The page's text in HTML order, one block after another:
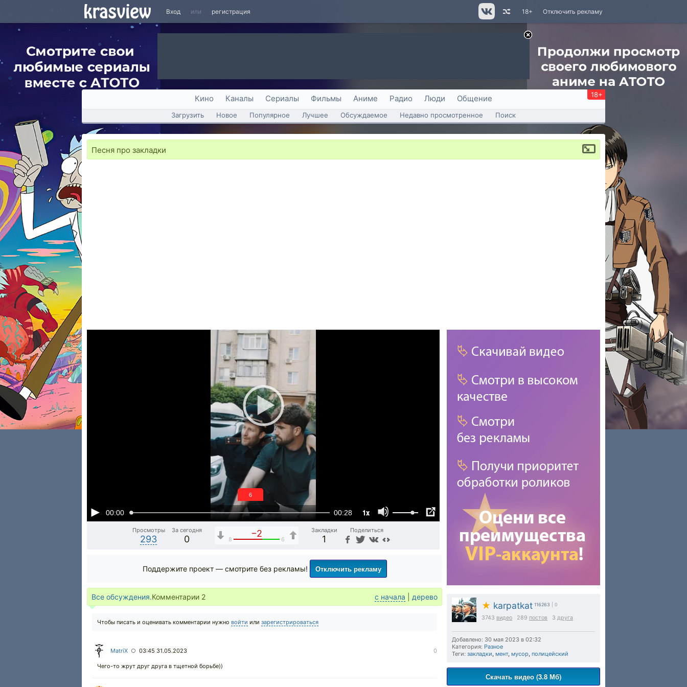
Вход или регистрация Отключить рекламу
18+
Кино Каналы Сериалы Фильмы Аниме Радио Люди Общение 18+
Загрузить Новое Популярное Лучшее Обсуждаемое Недавно просмотренное Поиск
Песня про закладки
00:00 00:28 1x
6
Просмотры
293
За сегодня
0
−2
8 6
Закладки
1
Поделиться
★ karpatkat 116263 | 0
3743 видео 289 постов 3 друга
Добавлено: 30 мая 2023 в 02:32
Категория: Разное
Теги: закладки, мент, мусор, полицейский
Скачать видео (3.8 Мб)
Поддержите проект — смотрите без рекламы! Отключить рекламу
Все обсуждения.Комментарии 2 с начала дерево
Чтобы писать и оценивать комментарии нужно войти или зарегистрироваться
MatriX ○ 03:45 31.05.2023 0
Чего-то жрут друг друга в тщетной борьбе))